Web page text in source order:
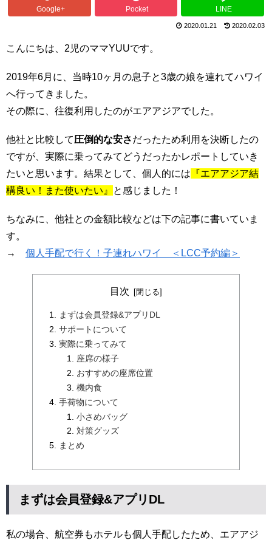
Google+ Pocket LINE
2020.01.21 2020.02.03
こんにちは、2児のママYUUです。
2019年6月に、当時10ヶ月の息子と3歳の娘を連れてハワイ
へ行ってきました。
その際に、往復利用したのがエアアジアでした。
他社と比較して圧倒的な安さだったため利用を決断したの
ですが、実際に乗ってみてどうだったかレポートしていき
たいと思います。結果として、個人的には 『エアアジア結
構良い！また使いたい』
と感じました！
ちなみに、他社との金額比較などは下の記事に書いていま
す。
→ 個人手配で行く！子連れハワイ ＜LCC予約編＞
目次
まずは会員登録&アプリDL
サポートについて
実際に乗ってみて
座席の様子
おすすめの座席位置
機内食
手荷物について
小さめバッグ
対策グッズ
まとめ
まずは会員登録&アプリDL
私の場合、航空券もホテルも個人手配したため、エアアジ